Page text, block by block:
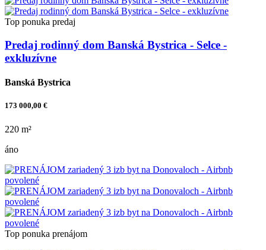
Top ponuka predaj
Predaj rodinný dom Banská Bystrica - Selce -
exkluzívne
Banská Bystrica
173 000,00 €
220 m²
áno
Top ponuka prenájom